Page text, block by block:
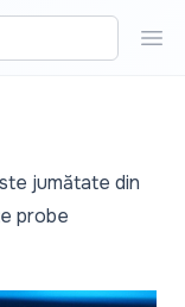
jumătate din
probe